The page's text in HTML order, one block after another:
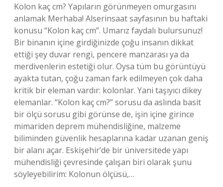
Kolon kaç cm? Yapıların görünmeyen omurgasını
anlamak Merhaba! Alserinsaat sayfasının bu haftaki
konusu “Kolon kaç cm”. Umarız faydalı bulursunuz!
Bir binanın içine girdiğinizde çoğu insanın dikkat
ettiği şey duvar rengi, pencere manzarası ya da
merdivenlerin estetiği olur. Oysa tüm bu görüntüyü
ayakta tutan, çoğu zaman fark edilmeyen çok daha
kritik bir eleman vardır: kolonlar. Yani taşıyıcı dikey
elemanlar. “Kolon kaç cm?” sorusu da aslında basit
bir ölçü sorusu gibi görünse de, işin içine girince
mimariden deprem mühendisliğine, malzeme
biliminden güvenlik hesaplarına kadar uzanan geniş
bir alanı açar. Eskişehir’de bir üniversitede yapı
mühendisliği çevresinde çalışan biri olarak şunu
söyleyebilirim: Kolonun ölçüsü,…